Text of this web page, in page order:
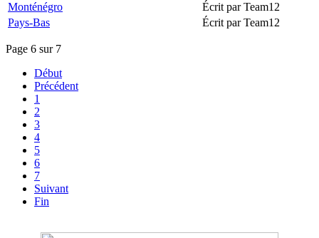
Monténégro
Écrit par Team12
Pays-Bas
Écrit par Team12
Page 6 sur 7
Début
Précédent
1
2
3
4
5
6
7
Suivant
Fin